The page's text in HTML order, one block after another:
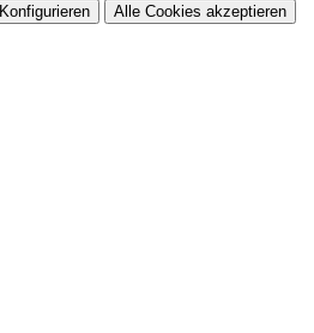
Konfigurieren Alle Cookies akzeptieren